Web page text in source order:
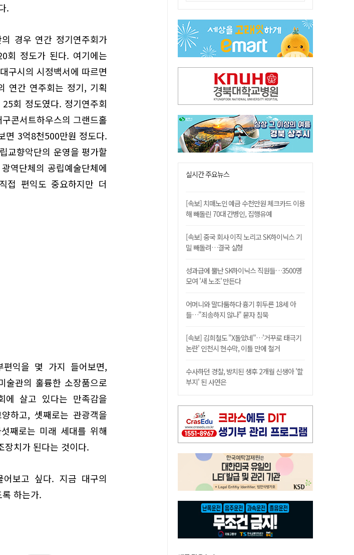
.
경우 연간 정기연주회가
회 정도가 된다. 여기에는
구시의 시정백서에 따르면
연간 연주회는 정기, 기획
회 정도였다. 정기연주회
콘서트하우스의 그랜드홀
면 3억8천500만원 정도다.
교향악단의 운영을 평가할
역단체의 공립예술단체에
접 편익도 중요하지만 더
익을 몇 가지 들어보면,
술관의 훌륭한 소장품으로
에 살고 있다는 만족감을
하고, 셋째로는 관광객을
째로는 미래 세대를 위해
장치가 된다는 것이다.
보고 싶다. 지금 대구의
하는가.
트럼프 만난 손현보 목사…"현재 자유대한민국 여러 면에서 어려움"
"아버지 외출한 사이"…흉기로 40대母 살해한 고교 자퇴생, 구속 기로에
서울 면목동서 60대 남성 2명 흉기에 숨져…지인 관계로 추정
실시간 주요뉴스
[속보] 치매노인 예금 수천만원 체크카드 이용
해 빼돌린 70대 간병인, 집행유예
[속보] 중국 회사 이직 노리고 SK하이닉스 기
밀 빼돌려…결국 실형
성과급에 뿔난 SK하이닉스 직원들…3500명
모여 '새 노조' 만든다
어머니와 말다툼하다 흉기 휘두른 18세 아
들…"죄송하지 않나" 묻자 침묵
[속보] 김희철도 "X돌았네"…'거꾸로 태극기
논란' 인천시 현수막, 이틀 만에 철거
수사하던 경찰, 방치된 생후 2개월 신생아 '할
부지' 된 사연은